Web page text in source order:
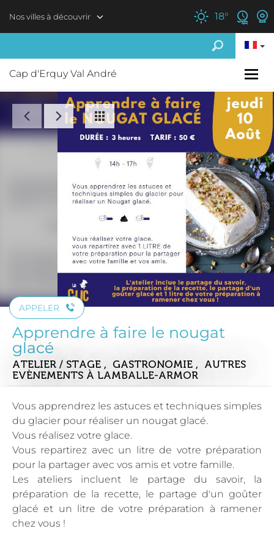
Nos villes à découvrir 18°
Cap d'Erquy Val André
APPELER
Apprendre à faire le nougat
glacé
ATELIER / STAGE , GASTRONOMIE , AUTRES
EVÈNEMENTS À LAMBALLE-ARMOR
Vous apprendrez les astuces et techniques simples
du glacier pour réaliser un nougat glacé.
Vous réalisez votre glace.
Vous repartirez avec un litre de votre préparation
pour la partager avec vos amis et votre famille.
Les ateliers incluent le partage du savoir, la
préparation de la recette, le partage d'un goûter
glacé et un litre de votre préparation à ramener
chez vous !